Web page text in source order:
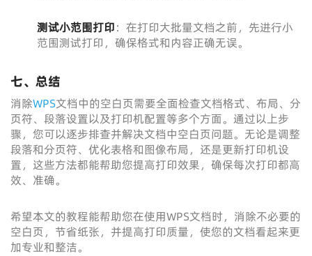
测试小范围打印：在打印大批量文档之前，先进行小
范围测试打印，确保格式和内容正确无误。
七、总结
消除WPS文档中的空白页需要全面检查文档格式、布局、分
页符、段落设置以及打印机配置等多个方面。通过以上步
骤，您可以逐步排查并解决文档中空白页问题。无论是调整
段落和分页符、优化表格和图像布局，还是更新打印机设
置，这些方法都能帮助您提高打印效果，确保每次打印都高
效、准确。
希望本文的教程能帮助您在使用WPS文档时，消除不必要的
空白页，节省纸张，并提高打印质量，使您的文档看起来更
加专业和整洁。